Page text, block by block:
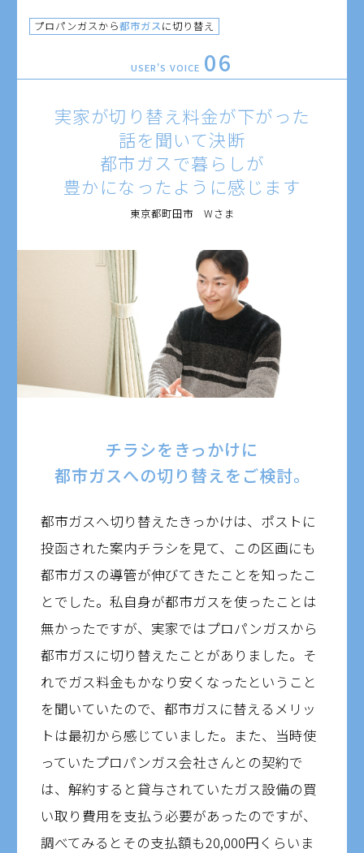
プロパンガスから都市ガスに切り替え
USER'S VOICE 06
実家が切り替え料金が下がった
話を聞いて決断
都市ガスで暮らしが
豊かになったように感じます
東京都町田市 Wさま
チラシをきっかけに
都市ガスへの切り替えをご検討。
都市ガスへ切り替えたきっかけは、ポストに
投函された案内チラシを見て、この区画にも
都市ガスの導管が伸びてきたことを知ったこ
とでした。私自身が都市ガスを使ったことは
無かったですが、実家ではプロパンガスから
都市ガスに切り替えたことがありました。そ
れでガス料金もかなり安くなったということ
を聞いていたので、都市ガスに替えるメリッ
トは最初から感じていました。また、当時使
っていたプロパンガス会社さんとの契約で
は、解約すると貸与されていたガス設備の買
い取り費用を支払う必要があったのですが、
調べてみるとその支払額も20,000円くらいま